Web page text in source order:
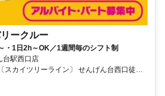
ークルー
・1日2h～OK／1週間毎のシフト制
駅西口店
スカイツリーライン〕 せんげん台西口徒歩
カイツリーライン〕 大袋西口徒歩約17分、
ーライン〕 武里東口徒歩約25分 せんげん